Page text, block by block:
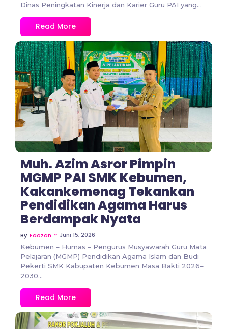
Dinas Peningkatan Kinerja dan Karier Guru PAI yang...
Read More
No Comments
Muh. Azim Asror Pimpin
MGMP PAI SMK Kebumen,
Kakankemenag Tekankan
Pendidikan Agama Harus
Berdampak Nyata
By Faozan ~ Juni 15, 2026
Kebumen – Humas – Pengurus Musyawarah Guru Mata
Pelajaran (MGMP) Pendidikan Agama Islam dan Budi
Pekerti SMK Kabupaten Kebumen Masa Bakti 2026–
2030...
Read More